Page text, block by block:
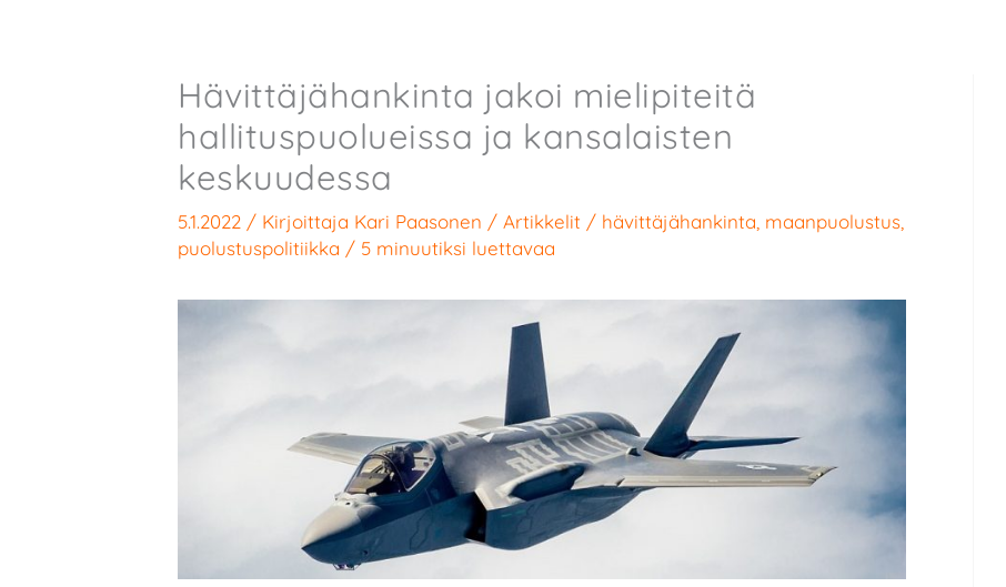
Hävittäjähankinta jakoi mielipiteitä
hallituspuolueissa ja kansalaisten
keskuudessa
5.1.2022 / Kirjoittaja Kari Paasonen / Artikkelit / hävittäjähankinta maanpuolustus
puolustuspolitiikka / 5 minuutiksi luettavaa